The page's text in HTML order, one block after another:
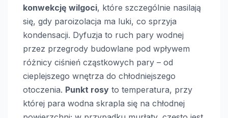
konwekcję wilgoci, które szczególnie nasilają
się, gdy paroizolacja ma luki, co sprzyja
kondensacji. Dyfuzja to ruch pary wodnej
przez przegrody budowlane pod wpływem
różnicy ciśnień cząstkowych pary – od
cieplejszego wnętrza do chłodniejszego
otoczenia. Punkt rosy to temperatura, przy
której para wodna skrapla się na chłodnej